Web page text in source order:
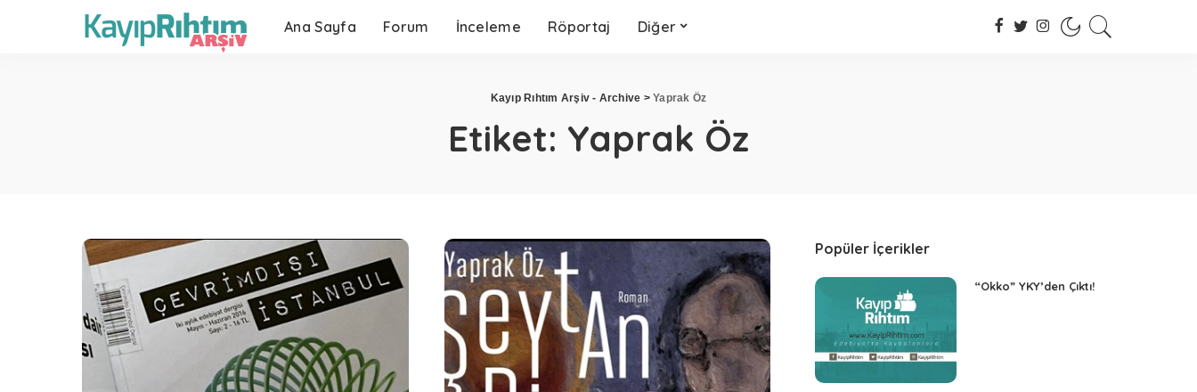
Ana Sayfa Forum İnceleme Röportaj Diğer
Kayıp Rıhtım Arşiv - Archive >Yaprak Öz
Etiket: Yaprak Öz
Popüler İçerikler
“Okko” YKY’den Çıktı!